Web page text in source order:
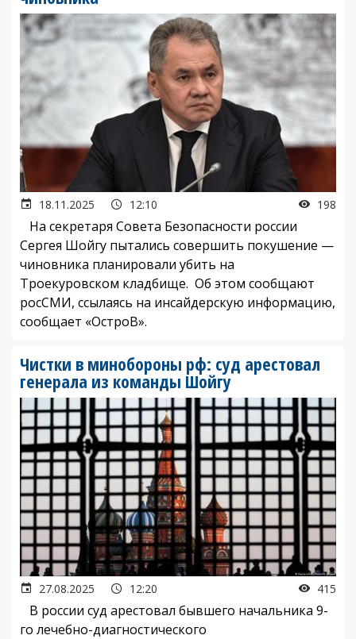
18.11.2025 12:10 198
На секретаря Совета Безопасности россии
Сергея Шойгу пытались совершить покушение —
чиновника планировали убить на
Троекуровском кладбище. Об этом сообщают
росСМИ, ссылаясь на инсайдерскую информацию,
сообщает «ОстроВ».
Чистки в минобороны рф: суд арестовал
генерала из команды Шойгу
27.08.2025 12:20 415
В россии суд арестовал бывшего начальника 9-
го лечебно-диагностического